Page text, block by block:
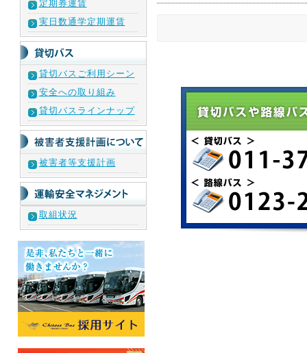
定期券運賃
実日数通学定期運賃
貸切バスご利用シーン
安全への取り組み
貸切バスラインナップ
被害者等支援計画
取組状況